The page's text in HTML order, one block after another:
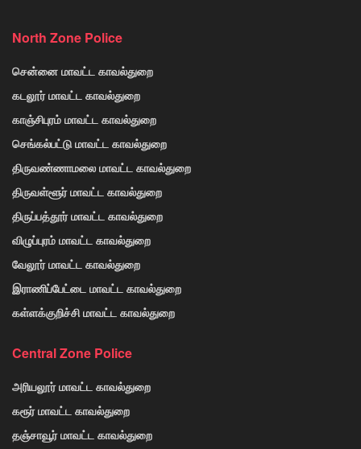
North Zone Police
சென்னை மாவட்ட காவல்துறை
கடலூர் மாவட்ட காவல்துறை
காஞ்சிபுரம் மாவட்ட காவல்துறை
செங்கல்பட்டு மாவட்ட காவல்துறை
திருவண்ணாமலை மாவட்ட காவல்துறை
திருவள்ளூர் மாவட்ட காவல்துறை
திருப்பத்தூர் மாவட்ட காவல்துறை
விழுப்புரம் மாவட்ட காவல்துறை
வேலூர் மாவட்ட காவல்துறை
இராணிப்பேட்டை மாவட்ட காவல்துறை
கள்ளக்குறிச்சி மாவட்ட காவல்துறை
Central Zone Police
அரியலூர் மாவட்ட காவல்துறை
கரூர் மாவட்ட காவல்துறை
தஞ்சாவூர் மாவட்ட காவல்துறை